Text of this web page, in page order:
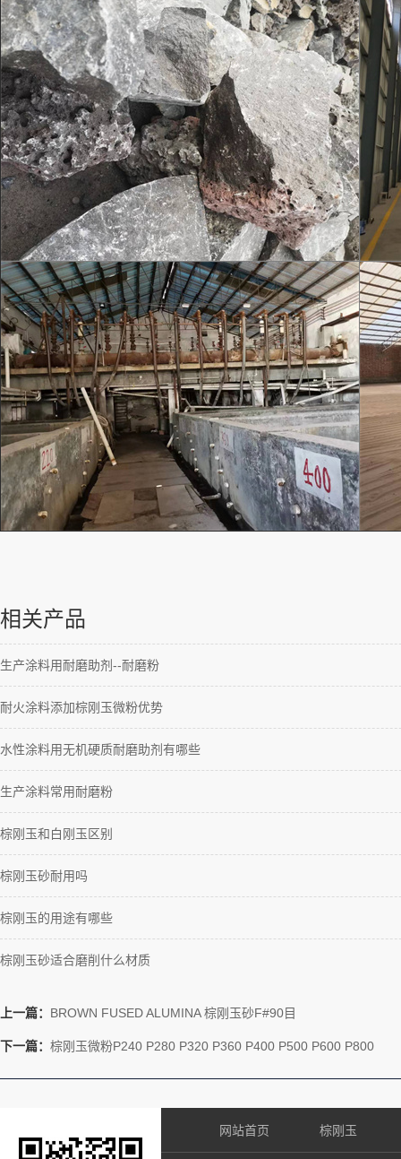
相关产品
生产涂料用耐磨助剂--耐磨粉
耐火涂料添加棕刚玉微粉优势
水性涂料用无机硬质耐磨助剂有哪些
生产涂料常用耐磨粉
棕刚玉和白刚玉区别
棕刚玉砂耐用吗
棕刚玉的用途有哪些
棕刚玉砂适合磨削什么材质
上一篇： BROWN FUSED ALUMINA 棕刚玉砂F#90目
下一篇： 棕刚玉微粉P240 P280 P320 P360 P400 P500 P600 P800
网站首页 棕刚玉